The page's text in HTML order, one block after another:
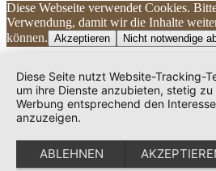
Diese Webseite verwendet Cookies.
Verwendung, damit wir die Inhalte
können. Akzeptieren Nicht notwendige
SEHR
4,83 /
38
Bewertungen
Diese Seite nutzt Website-Tracking-
um ihre Dienste anzubieten, stetig
Werbung entsprechend den
anzuzeigen.
ABLEHNEN